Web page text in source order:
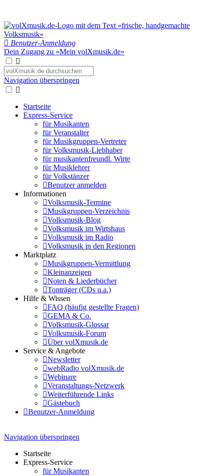
Benutzer-Anmeldung
Dein Zugang zu »Mein volXmusik.de«
Navigation überspringen
Startseite
Express-Service
für Musikanten
für Veranstalter
für Musikgruppen-Vertreter
für Volksmusik-Liebhaber
für musikantenfreundl. Wirte
für Musiklehrer
für Volkstänzer
Benutzer anmelden
Informationen
Volksmusik-Termine
Musikgruppen-Verzeichnis
Volksmusik-Blog
Volksmusik im Wirtshaus
Volksmusik im Radio
Volksmusik in den Regionen
Marktplatz
Musikgruppen-Vermittlung
Kleinanzeigen
Noten & Liederbücher
Tonträger (CDs u.a.)
Hilfe & Wissen
FAQ (häufig gestellte Fragen)
GEMA & Co.
Volksmusik-Glossar
Volksmusik-Forum
Über volXmusik.de
Service & Angebote
Newsletter
webRadio volXmusik.de
Webinare
Veranstaltungs-Netzwerk
Weiterführende Links
Gästebuch
Benutzer-Anmeldung
Navigation überspringen
Startseite
Express-Service
für Musikanten